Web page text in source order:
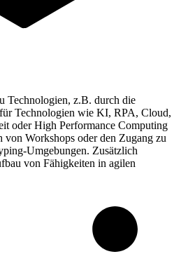
Technologien, z.B. durch die
Technologien wie KI, RPA, Cloud,
oder High Performance Computing
Workshops oder den Zugang zu
Umgebungen. Zusätzlich
von Fähigkeiten in agilen